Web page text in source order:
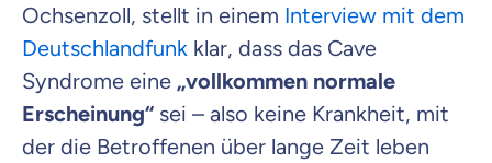
Ochsenzoll, stellt in einem Interview mit dem
Deutschlandfunk klar, dass das Cave
Syndrome eine „vollkommen normale
Erscheinung“ sei – also keine Krankheit, mit
der die Betroffenen über lange Zeit leben